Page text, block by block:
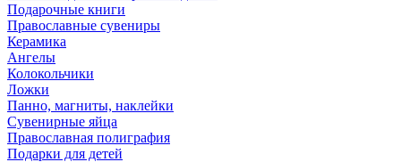
Подарочные книги
Православные сувениры
Керамика
Ангелы
Колокольчики
Ложки
Панно, магниты, наклейки
Сувенирные яйца
Православная полиграфия
Подарки для детей